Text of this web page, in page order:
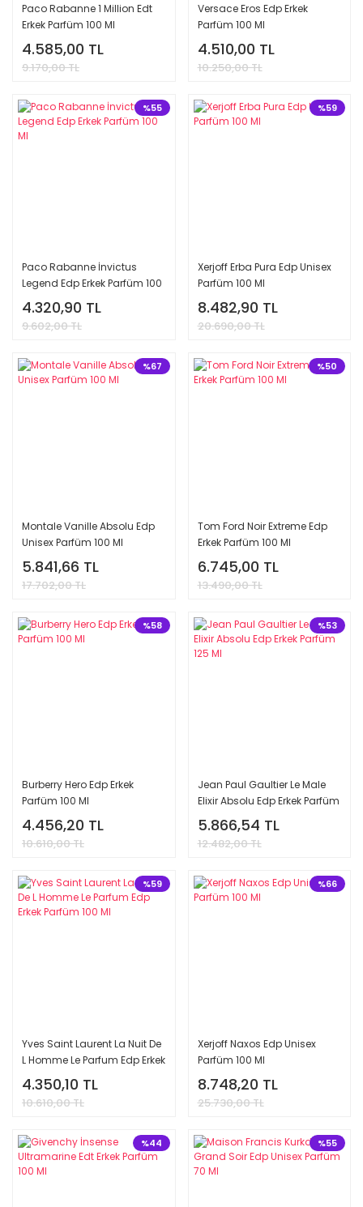
Paco Rabanne 1 Million Edt
Erkek Parfüm 100 Ml
4.585,00 TL
9.170,00 TL
Versace Eros Edp Erkek
Parfüm 100 Ml
4.510,00 TL
10.250,00 TL
%55
Paco Rabanne İnvictus
Legend Edp Erkek Parfüm 100
Ml
4.320,90 TL
9.602,00 TL
%59
Xerjoff Erba Pura Edp Unisex
Parfüm 100 Ml
8.482,90 TL
20.690,00 TL
%67
Montale Vanille Absolu Edp
Unisex Parfüm 100 Ml
5.841,66 TL
17.702,00 TL
%50
Tom Ford Noir Extreme Edp
Erkek Parfüm 100 Ml
6.745,00 TL
13.490,00 TL
%58
Burberry Hero Edp Erkek
Parfüm 100 Ml
4.456,20 TL
10.610,00 TL
%53
Jean Paul Gaultier Le Male
Elixir Absolu Edp Erkek Parfüm
125 Ml
5.866,54 TL
12.482,00 TL
%59
Yves Saint Laurent La Nuit De
L Homme Le Parfum Edp Erkek
Parfüm 100 Ml
4.350,10 TL
10.610,00 TL
%66
Xerjoff Naxos Edp Unisex
Parfüm 100 Ml
8.748,20 TL
25.730,00 TL
%44 %55